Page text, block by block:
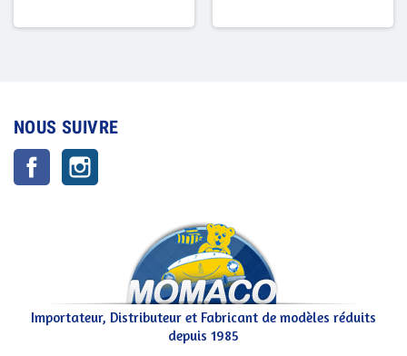
MUSTANG" VERT "POPPY
NOUS SUIVRE
Facebook
Importateur, Distributeur et Fabricant de modèles réduits
depuis 1985